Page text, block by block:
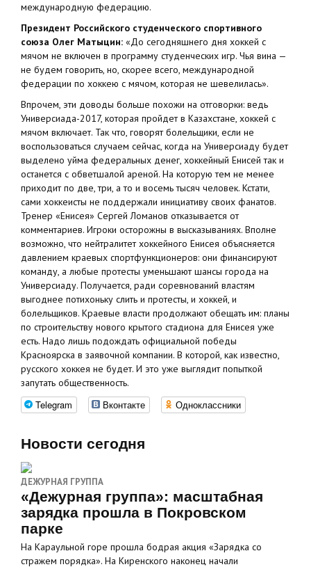
международную федерацию.
Президент Российского студенческого спортивного
союза Олег Матыцин: «До сегодняшнего дня хоккей с
мячом не включен в программу студенческих игр. Чья вина —
не будем говорить, но, скорее всего, международной
федерации по хоккею с мячом, которая не шевелилась».
Впрочем, эти доводы больше похожи на отговорки: ведь
Универсиада-2017, которая пройдет в Казахстане, хоккей с
мячом включает. Так что, говорят болельщики, если не
воспользоваться случаем сейчас, когда на Универсиаду будет
выделено уйма федеральных денег, хоккейный Енисей так и
останется с обветшалой ареной. На которую тем не менее
приходит по две, три, а то и восемь тысяч человек. Кстати,
сами хоккеисты не поддержали инициативу своих фанатов.
Тренер «Енисея» Сергей Ломанов отказывается от
комментариев. Игроки осторожны в высказываниях. Вполне
возможно, что нейтралитет хоккейного Енисея объясняется
давлением краевых спортфункционеров: они финансируют
команду, а любые протесты уменьшают шансы города на
Универсиаду. Получается, ради соревнований властям
выгоднее потихоньку слить и протесты, и хоккей, и
болельщиков. Краевые власти продолжают обещать им: планы
по строительству нового крытого стадиона для Енисея уже
есть. Надо лишь подождать официальной победы
Красноярска в заявочной компании. В которой, как известно,
русского хоккея не будет. И это уже выглядит попыткой
запутать общественность.
Telegram Вконтакте Одноклассники
Новости сегодня
ДЕЖУРНАЯ ГРУППА
«Дежурная группа»: масштабная
зарядка прошла в Покровском
парке
На Караульной горе прошла бодрая акция «Зарядка со
стражем порядка». На Киренского наконец начали